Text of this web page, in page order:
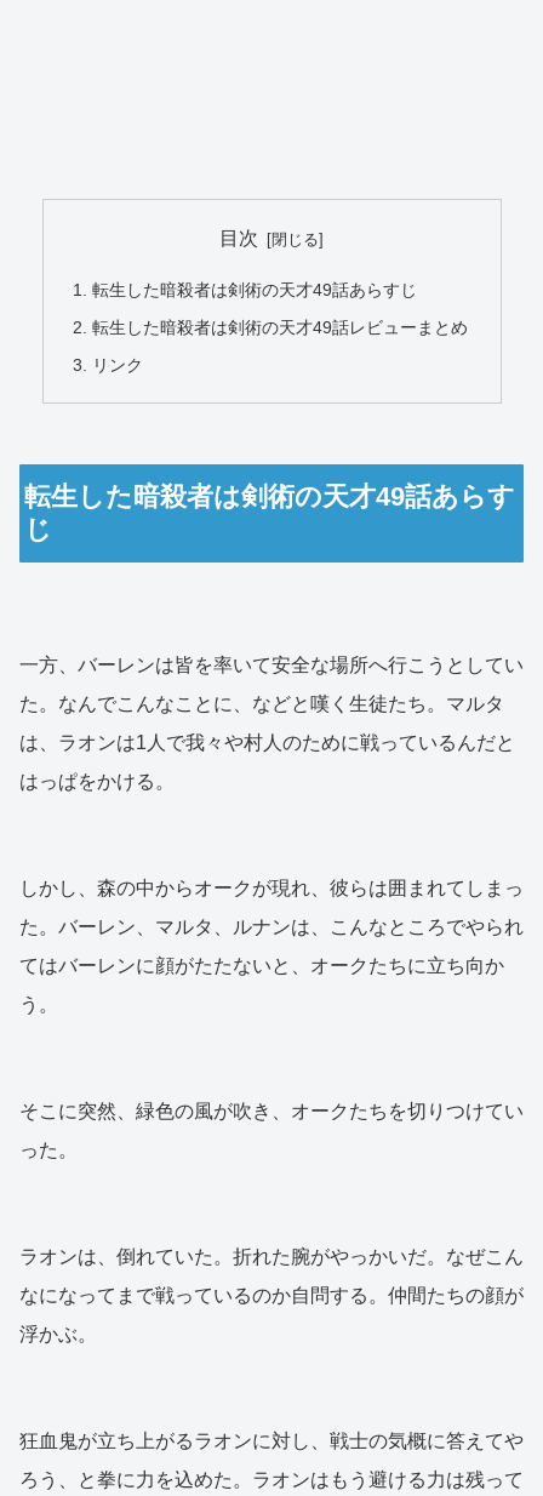
目次
転生した暗殺者は剣術の天才49話あらすじ
転生した暗殺者は剣術の天才49話レビューまとめ
リンク
転生した暗殺者は剣術の天才49話あらす
じ
一方、バーレンは皆を率いて安全な場所へ行こうとしてい
た。なんでこんなことに、などと嘆く生徒たち。マルタ
は、ラオンは1人で我々や村人のために戦っているんだと
はっぱをかける。
しかし、森の中からオークが現れ、彼らは囲まれてしまっ
た。バーレン、マルタ、ルナンは、こんなところでやられ
てはバーレンに顔がたたないと、オークたちに立ち向か
う。
そこに突然、緑色の風が吹き、オークたちを切りつけてい
った。
ラオンは、倒れていた。折れた腕がやっかいだ。なぜこん
なになってまで戦っているのか自問する。仲間たちの顔が
浮かぶ。
狂血鬼が立ち上がるラオンに対し、戦士の気概に答えてや
ろう、と拳に力を込めた。ラオンはもう避ける力は残って